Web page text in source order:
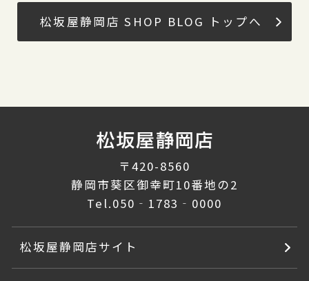
松坂屋静岡店 SHOP BLOG トップへ
〒420-8560
静岡市葵区御幸町10番地の2
Tel.050‐1783‐0000
松坂屋静岡店サイト